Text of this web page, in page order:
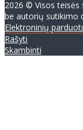
2026 © Visos
be autorių sutikimo
Elektroninių
Rašyti
Skambinti